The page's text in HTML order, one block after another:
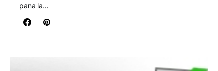
pana la…